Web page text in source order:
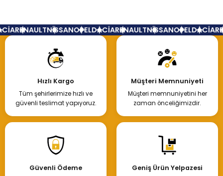
12.745,78 TL
Hemen İncele
Dacia Sandero Stepway Ön Tampon 620229382R
RENAULTNİSSANOPELDACİARENAULTNİSSANOPELDACİA
Hızlı Kargo
Tüm şehirlerimize hızlı ve
güvenli teslimat yapıyoruz.
Müşteri Memnuniyeti
Müşteri memnuniyetini her
zaman önceliğimizdir.
Güvenli Ödeme Geniş Ürün Yelpazesi